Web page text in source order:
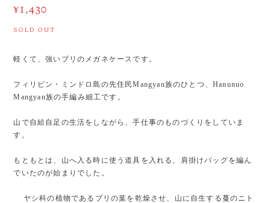
¥1,430
SOLD OUT
軽くて、強いブリのメガネケースです。
フィリピン・ミンドロ島の先住民Mangyan族のひとつ、Hanunuo
Mangyan族の手編み細工です。
山で自給自足の生活をしながら、手仕事のものづくりをしていま
す。
もともとは、山へ入る時に使う道具を入れる、肩掛けバッグを編ん
でいたのが始まりでした。
ヤシ科の植物であるブリの葉を乾燥させ、山に自生する蔓のニト